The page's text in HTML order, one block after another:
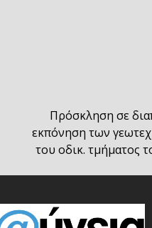
next
Πρόσκληση σε
εκπόνηση των
του οδικ. τμήματος